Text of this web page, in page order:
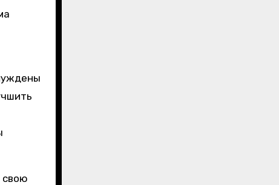
свою